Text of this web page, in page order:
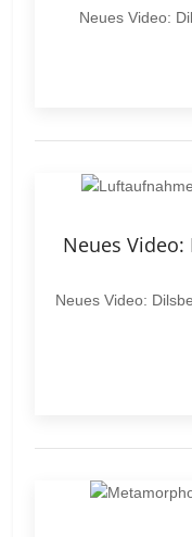
Neues Video:
Neues
Neues Video: